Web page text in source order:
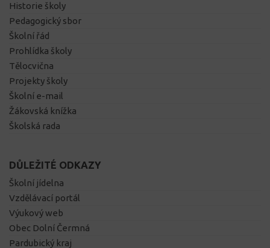
Historie školy
Pedagogický sbor
Školní řád
Prohlídka školy
Tělocvična
Projekty školy
Školní e-mail
Žákovská knížka
Školská rada
DŮLEŽITÉ ODKAZY
Školní jídelna
Vzdělávací portál
Výukový web
Obec Dolní Čermná
Pardubický kraj